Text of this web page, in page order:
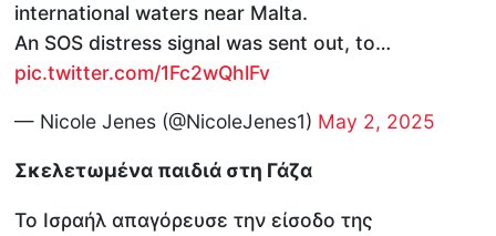
international waters near Malta.
An SOS distress signal was sent out, to…
pic.twitter.com/1Fc2wQhlFv
— Nicole Jenes (@NicoleJenes1) May 2, 2025
Σκελετωμένα παιδιά στη Γάζα
Το Ισραήλ απαγόρευσε την είσοδο της